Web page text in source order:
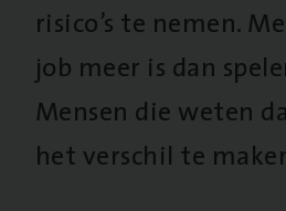
risico’s te nemen.
job meer is dan
Mensen die weten
het verschil te